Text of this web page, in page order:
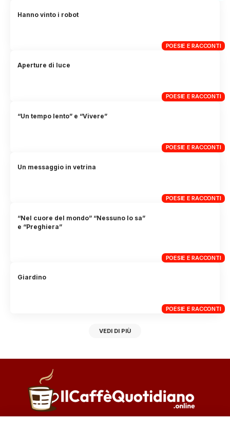
POESIE E RACCONTI
Hanno vinto i robot
POESIE E RACCONTI
Aperture di luce
POESIE E RACCONTI
“Un tempo lento” e “Vivere”
POESIE E RACCONTI
Un messaggio in vetrina
POESIE E RACCONTI
“Nel cuore del mondo” “Nessuno lo sa”
e “Preghiera”
POESIE E RACCONTI
Giardino
VEDI DI PIÙ